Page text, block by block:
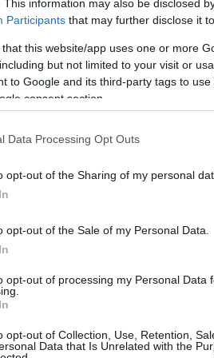
This information may also be disclosed
Participants that may further disclose it
that this website/app uses one or more
but not limited to your visit or
to Google and its third-party tags to
consent section.
Data Processing Opt Outs
opt-out of the Sharing of my personal
opt-out of the Sale of my Personal Data.
opt-out of processing my Personal Data
opt-out of Collection, Use, Retention,
Data that Is Unrelated with the
Πέμπτη 13/11, με πέντε
αντιμετωπίσει τηΡεάλστις
Νωρίτερα, στις 21:00, Η